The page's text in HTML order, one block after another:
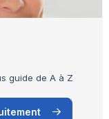
guide de A à Z